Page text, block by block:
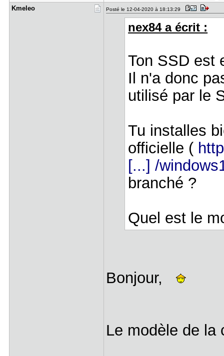
Kmeleo Posté le 12-04-2020 à 18:13:29
nex84 a écrit :
Ton SSD est
Il n'a donc
utilisé par le
Tu installes
officielle (
[...] /
branché ?
Quel est le
Bonjour,
Le modèle de